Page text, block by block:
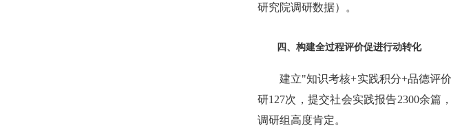
研究院调研数据）。
四、构建全过程评价促进行动转化
建立"知识考核+实践积分+品德评
研127次，提交社会实践报告2300余篇
调研组高度肯定。